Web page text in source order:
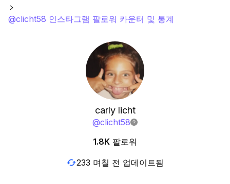
@clicht58 인스타그램 팔로워 카운터 및 통계
carly licht
@clicht58
1.8K 팔로워
233 며칠 전 업데이트됨